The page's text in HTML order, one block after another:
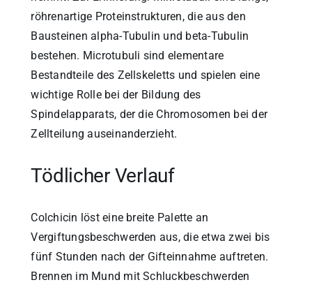
röhrenartige Proteinstrukturen, die aus den
Bausteinen alpha-Tubulin und beta-Tubulin
bestehen. Microtubuli sind elementare
Bestandteile des Zellskeletts und spielen eine
wichtige Rolle bei der Bildung des
Spindelapparats, der die Chromosomen bei der
Zellteilung auseinanderzieht.
Tödlicher Verlauf
Colchicin löst eine breite Palette an
Vergiftungsbeschwerden aus, die etwa zwei bis
fünf Stunden nach der Gifteinnahme auftreten.
Brennen im Mund mit Schluckbeschwerden